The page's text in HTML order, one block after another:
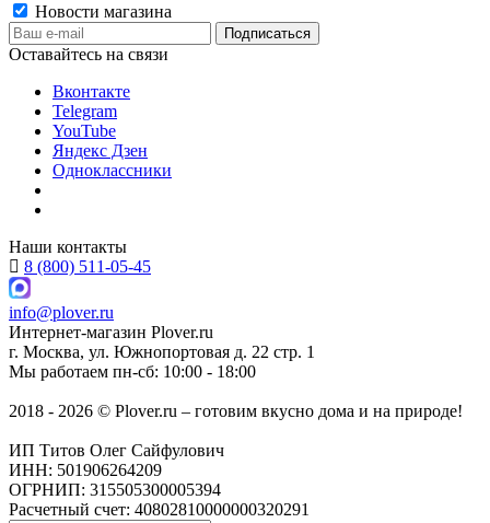
Новости магазина
Оставайтесь на связи
Вконтакте
Telegram
YouTube
Яндекс Дзен
Одноклассники
Наши контакты
8 (800) 511-05-45
info@plover.ru
Интернет-магазин Plover.ru
г. Москва, ул. Южнопортовая д. 22 стр. 1
Мы работаем пн-сб: 10:00 - 18:00
2018 - 2026 © Plover.ru – готовим вкусно дома и на природе!
ИП Титов Олег Сайфулович
ИНН: 501906264209
ОГРНИП: 315505300005394
Расчетный счет: 40802810000000320291